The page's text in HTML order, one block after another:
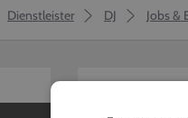
Dienstleister DJ Jobs &